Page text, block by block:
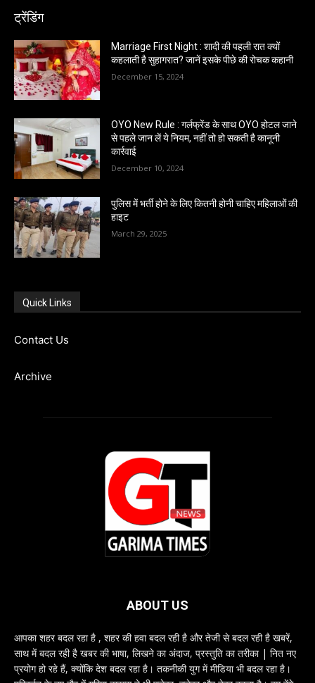
ट्रेंडिंग
Marriage First Night : शादी की पहली रात क्यों
कहलाती है सुहागरात? जानें इसके पीछे की रोचक कहानी
December 15, 2024
OYO New Rule : गर्लफ्रेंड के साथ OYO होटल जाने
से पहले जान लें ये नियम, नहीं तो हो सकती है कानूनी
कार्रवाई
December 10, 2024
पुलिस में भर्ती होने के लिए कितनी होनी चाहिए महिलाओं की
हाइट
March 29, 2025
Quick Links
Contact Us
Archive
ABOUT US
आपका शहर बदल रहा है , शहर की हवा बदल रही है और तेजी से बदल रही है खबरें,
साथ में बदल रही है खबर की भाषा, लिखने का अंदाज, प्रस्तुति का तरीका | नित नए
प्रयोग हो रहे हैं, क्योंकि देश बदल रहा है। तकनीकी युग में मीडिया भी बदल रहा है।